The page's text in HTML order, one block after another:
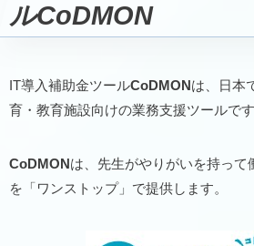
ルCoDMON
IT導入補助金ツールCoDMONは、日本
育・教育施設向けの業務支援ツールです
CoDMONは、先生がやりがいを持って
を「ワンストップ」で提供します。